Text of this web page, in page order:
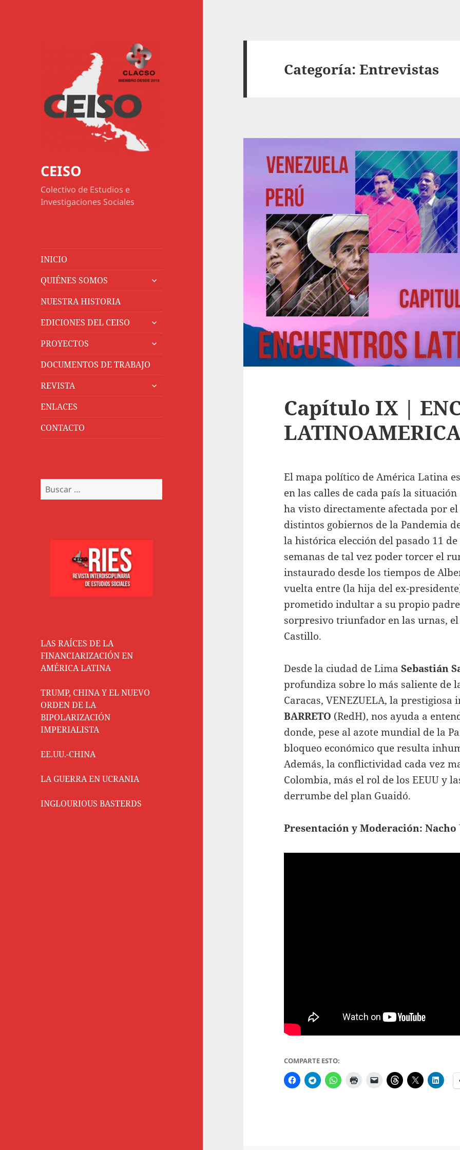
CEISO
Colectivo de Estudios e
Investigaciones Sociales
INICIO
QUIÉNES SOMOS
expande
NUESTRA HISTORIA
EDICIONES DEL CEISO
expande
menú
PROYECTOS
expande
menú
DOCUMENTOS DE TRABAJO
REVISTA
expande
ENLACES
CONTACTO
Buscar:
LAS RAÍCES DE LA
FINANCIARIZACIÓN EN
AMÉRICA LATINA
TRUMP, CHINA Y EL NUEVO
ORDEN DE LA
BIPOLARIZACIÓN
IMPERIALISTA
EE.UU.-CHINA
LA GUERRA EN UCRANIA
INGLOURIOUS BASTERDS
Categoría:Entrevistas
Capítulo IX |
El mapa político de América Latina
en las calles de cada país la
ha visto directamente afectada por
distintos gobiernos de la Pandemia
la histórica elección del pasado 11
semanas de tal vez poder torcer el
instaurado desde los tiempos de
vuelta entre (la hija del ex-
prometido indultar a su propio padre
sorpresivo triunfador en las urnas,
Castillo.
Desde la ciudad de LimaSebastián
profundiza sobre lo más saliente de
Caracas, VENEZUELA, la
BARRETO (RedH), nos ayuda a
donde, pese al azote mundial de la
bloqueo económico que resulta
Además, la conflictividad cada vez
Colombia, más el rol de los EEUU y
derrumbe del plan Guaidó.
Presentación y Moderación:
COMPARTE ESTO: